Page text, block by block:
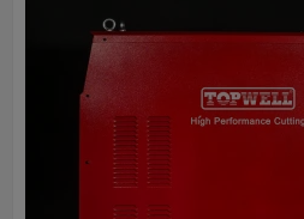
最大切割能力
不锈钢切割能力
生产穿孔
铝切割能力